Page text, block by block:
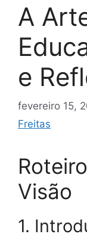
A
e
fevereiro 15,
Freitas
Visão
1.